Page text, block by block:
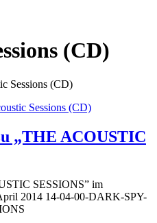
(CD)
Sessions (CD)
Sessions (CD)
„THE ACOUSTIC
SESSIONS” im
2014 14-04-00-DARK-SPY-